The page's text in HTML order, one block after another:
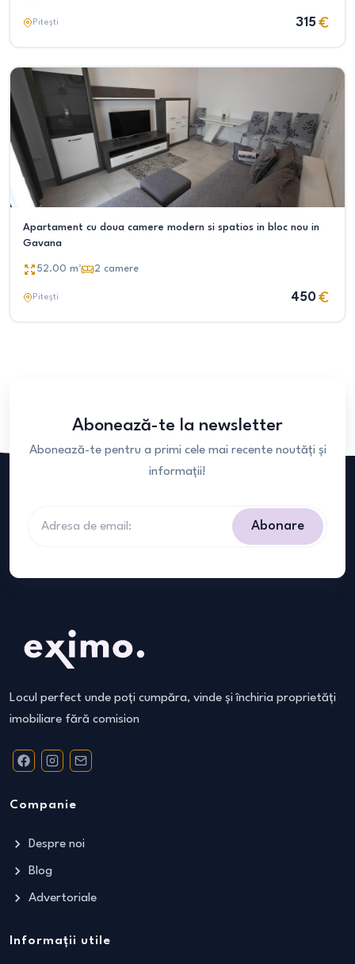
Pitești 315
Apartament cu doua camere modern si spatios in bloc nou in
Gavana
52.00 m² 2 camere
Pitești 450
Abonează-te la newsletter
Abonează-te pentru a primi cele mai recente noutăți și
informații!
Abonare
Locul perfect unde poți cumpăra, vinde și închiria proprietăți
imobiliare fără comision
Companie
Despre noi
Blog
Advertoriale
Informații utile